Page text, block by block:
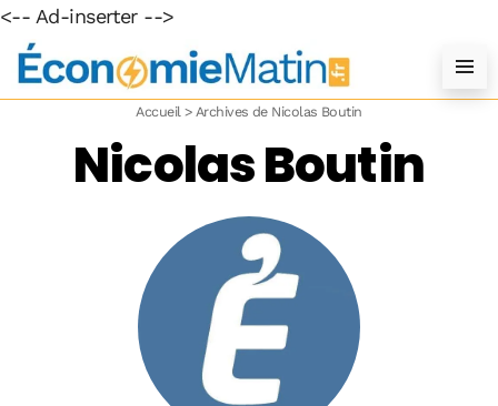
<-- Ad-inserter -->
Accueil> Archives de Nicolas Boutin
Nicolas Boutin